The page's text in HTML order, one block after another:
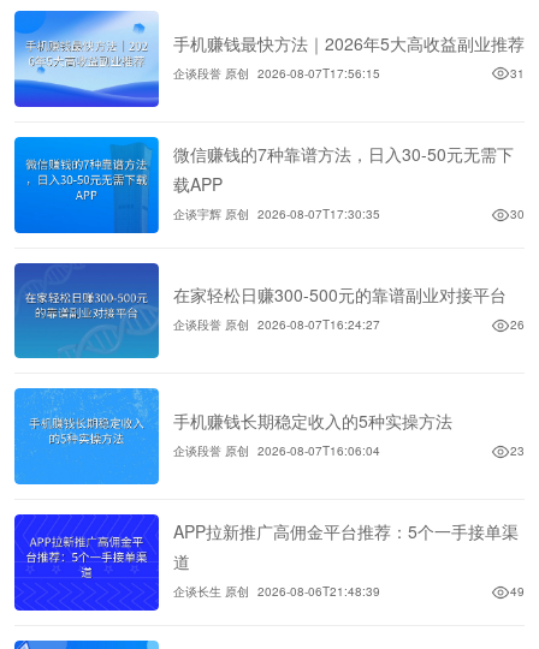
手机赚钱最快方法｜2026年5大高收益副业推荐
企谈段誉 原创 2026-08-07T17:56:15 31
微信赚钱的7种靠谱方法，日入30-50元无需下
载APP
企谈宇辉 原创 2026-08-07T17:30:35 30
在家轻松日赚300-500元的靠谱副业对接平台
企谈段誉 原创 2026-08-07T16:24:27 26
手机赚钱长期稳定收入的5种实操方法
企谈段誉 原创 2026-08-07T16:06:04 23
APP拉新推广高佣金平台推荐：5个一手接单渠
道
企谈长生 原创 2026-08-06T21:48:39 49